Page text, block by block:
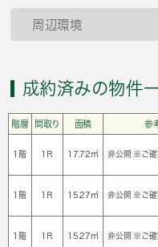
周辺環境
成約済みの物件
階層 間取り 面積 参
1階 1Ｒ 17.72㎡ 非公開 ※ご確
1階 1Ｒ 15.27㎡ 非公開 ※ご確
1階 1Ｒ 15.27㎡ 非公開 ※ご確